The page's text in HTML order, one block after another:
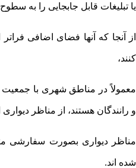
یا تبلیغات قابل جابجایی را به
از آنجا که آنها فضای اضافی
کنند،
معمولاً در مناطق شهری با جمعیت
و رانندگان هستند، از مناظر
مناظر دیواری بصورت سفارشی
شده اند.